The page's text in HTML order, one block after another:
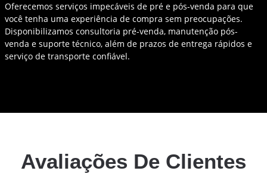
Oferecemos serviços impecáveis ​​de pré e pós-venda para que
você tenha uma experiência de compra sem preocupações.
Disponibilizamos consultoria pré-venda, manutenção pós-
venda e suporte técnico, além de prazos de entrega rápidos e
serviço de transporte confiável.
Avaliações De Clientes